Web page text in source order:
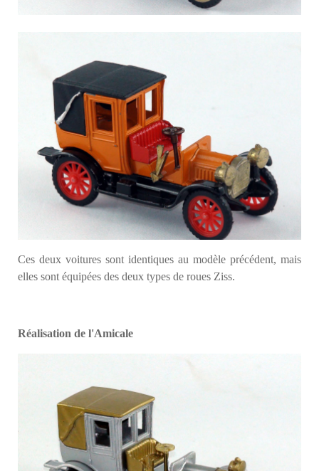
Ces deux voitures sont identiques au modèle précédent, mais
elles sont équipées des deux types de roues Ziss.
Réalisation de l'Amicale